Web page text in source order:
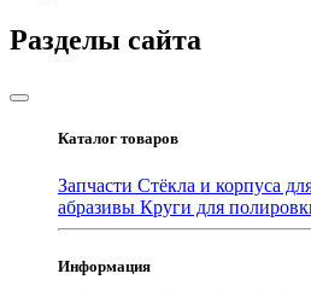
Разделы сайта
Каталог товаров
Запчасти Стёкла и корпуса
абразивы Круги для
Информация